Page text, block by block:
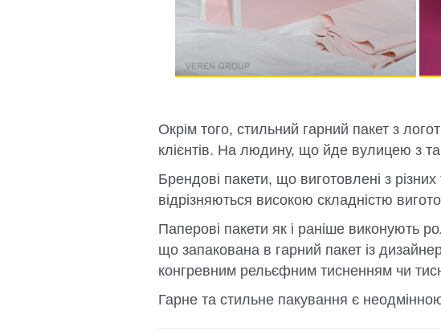
Окрім того, стильний гарний пакет з
клієнтів. На людину, що йде вулицею з
Брендові пакети, що виготовлені з
відрізняються високою складністю
Паперові пакети як і раніше виконують
що запакована в гарний пакет із
конгревним рельєфним тисненням чи
Гарне та стильне пакування є